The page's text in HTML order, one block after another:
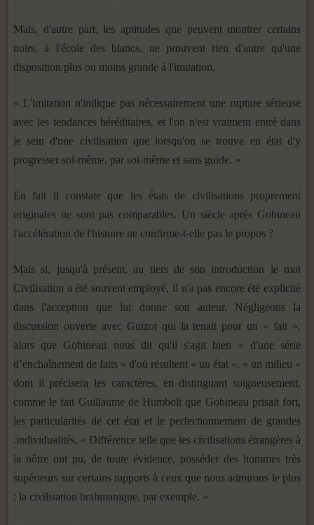
Mais, d'autre part, les aptitudes que peuvent montrer cer­tains
noirs, à l'école des blancs, ne prouvent rien d'autre qu'une
disposition plus ou moins grande à l'imitation.
« L'imitation n'indique pas nécessairement une rupture sé­rieuse
avec les tendances héréditaires, et l'on n'est vraiment entré dans
le sein d'une civilisation que lorsqu'on se trouve en état d'y
progresser soi-même, par soi-même et sans guide. »
En fait il constate que les états de civilisations proprement
originales ne sont pas comparables. Un siècle après Gobineau
l'accélération de l'histoire ne confirme-t-elle pas le propos ?
Mais si, jusqu'à présent, au tiers de son introduction le mot
Civilisation a été souvent employé, il n'a pas encore été expli­cité
dans l'acception que lui donne son auteur. Négligeons la
discussion ouverte avec Guizot qui la tenait pour un « fait »,
alors que Gobineau nous dit qu'il s'agit bien « d'une série
d’enchaînement de faits » d'où résultent « un état », « un mi­lieu »
dont il précisera les caractères, en distinguant soigneu­sement,
comme le fait Guillaume de Humbolt que Gobineau prisait fort,
les particularités de cet état et le perfectionne­ment de grandes
.individualités, « Différence telle que les civilisations étrangères à
la nôtre ont pu, de toute évidence, posséder des hommes très
supérieurs sur certains rapports à ceux que nous admirons le plus
: la civilisation brahmanique, par exemple. »